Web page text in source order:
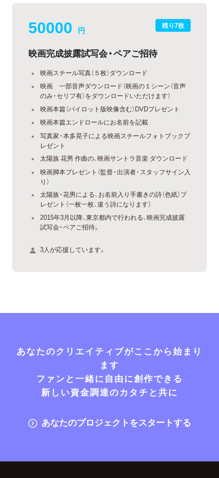
残り7枚
50000 円
映画完成披露試写会・ペアご招待
映画スチール写真（５枚）ダウンロード
映画 一部音声ダウンロード（映画の１シーン（音声
のみ・セリフ有）をダウンロードいただけます）
映画本篇（パイロット版映像含む）DVDプレゼント
映画本篇エンドロールにお名前を記載
写真家・本多晃子による映画スチールフォトブックプ
レゼント
太陽族 花男 作曲の、映画サントラ音楽 ダウンロード
映画脚本プレゼント（監督・出演者・スタッフサイン入
り）
太陽族・花男による、お名前入り手書きの詩（色紙）プ
レゼント（一枚一枚、違う詩になります）
2015年3月以降、東京都内で行われる、映画完成披露
試写会・ペアご招待。
3人が応援しています。
あなたのクリエイティブがここから始まり
ます
ファンと一緒に自由に創作できる
新しい資金調達のカタチと共に
あなたのプロジェクトをスタートする